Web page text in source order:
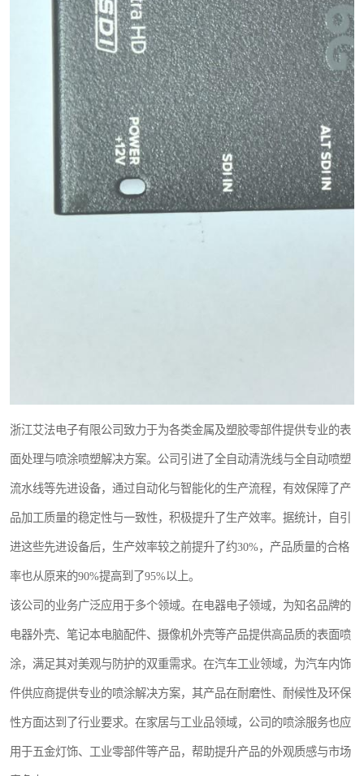
浙江艾法电子有限公司致力于为各类金属及塑胶零部件提供专业的表
面处理与喷涂喷塑解决方案。公司引进了全自动清洗线与全自动喷塑
流水线等先进设备，通过自动化与智能化的生产流程，有效保障了产
品加工质量的稳定性与一致性，积极提升了生产效率。据统计，自引
进这些先进设备后，生产效率较之前提升了约30%，产品质量的合格
率也从原来的90%提高到了95%以上。
该公司的业务广泛应用于多个领域。在电器电子领域，为知名品牌的
电器外壳、笔记本电脑配件、摄像机外壳等产品提供高品质的表面喷
涂，满足其对美观与防护的双重需求。在汽车工业领域，为汽车内饰
件供应商提供专业的喷涂解决方案，其产品在耐磨性、耐候性及环保
性方面达到了行业要求。在家居与工业品领域，公司的喷涂服务也应
用于五金灯饰、工业零部件等产品，帮助提升产品的外观质感与市场